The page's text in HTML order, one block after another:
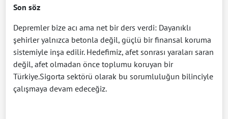
Son söz
Depremler bize acı ama net bir ders verdi: Dayanıklı
şehirler yalnızca betonla değil, güçlü bir finansal koruma
sistemiyle inşa edilir. Hedefimiz, afet sonrası yaraları saran
değil, afet olmadan önce toplumu koruyan bir
Türkiye.Sigorta sektörü olarak bu sorumluluğun bilinciyle
çalışmaya devam edeceğiz.